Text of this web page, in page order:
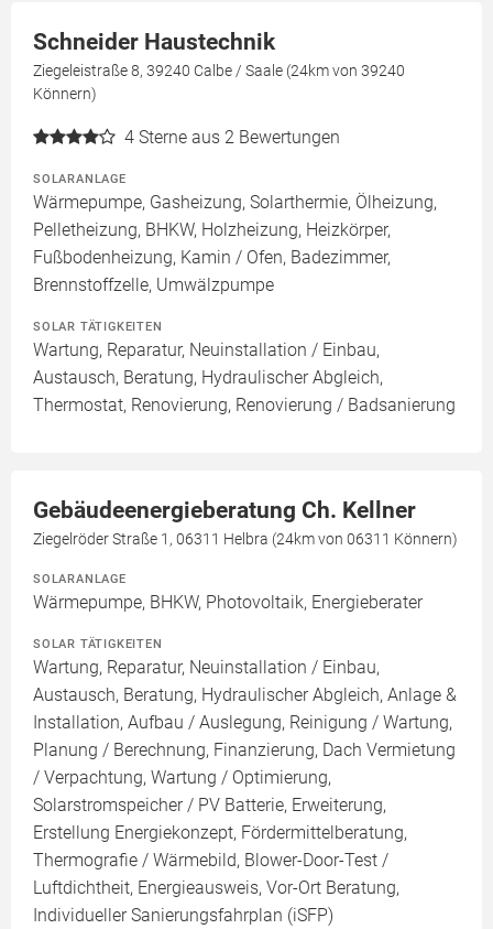
Schneider Haustechnik
Ziegeleistraße 8, 39240 Calbe / Saale (24km von 39240
Könnern)
4 Sterne aus 2 Bewertungen
SOLARANLAGE
Wärmepumpe, Gasheizung, Solarthermie, Ölheizung,
Pelletheizung, BHKW, Holzheizung, Heizkörper,
Fußbodenheizung, Kamin / Ofen, Badezimmer,
Brennstoffzelle, Umwälzpumpe
SOLAR TÄTIGKEITEN
Wartung, Reparatur, Neuinstallation / Einbau,
Austausch, Beratung, Hydraulischer Abgleich,
Thermostat, Renovierung, Renovierung / Badsanierung
Gebäudeenergieberatung Ch. Kellner
Ziegelröder Straße 1, 06311 Helbra (24km von 06311 Könnern)
SOLARANLAGE
Wärmepumpe, BHKW, Photovoltaik, Energieberater
SOLAR TÄTIGKEITEN
Wartung, Reparatur, Neuinstallation / Einbau,
Austausch, Beratung, Hydraulischer Abgleich, Anlage &
Installation, Aufbau / Auslegung, Reinigung / Wartung,
Planung / Berechnung, Finanzierung, Dach Vermietung
/ Verpachtung, Wartung / Optimierung,
Solarstromspeicher / PV Batterie, Erweiterung,
Erstellung Energiekonzept, Fördermittelberatung,
Thermografie / Wärmebild, Blower-Door-Test /
Luftdichtheit, Energieausweis, Vor-Ort Beratung,
Individueller Sanierungsfahrplan (iSFP)